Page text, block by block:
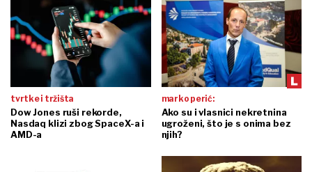
tvrtke i tržišta
Dow Jones ruši rekorde,
Nasdaq klizi zbog SpaceX-a i
AMD-a
marko perić:
Ako su i vlasnici nekretnina
ugroženi, što je s onima bez
njih?